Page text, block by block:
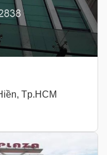
Tp.HCM